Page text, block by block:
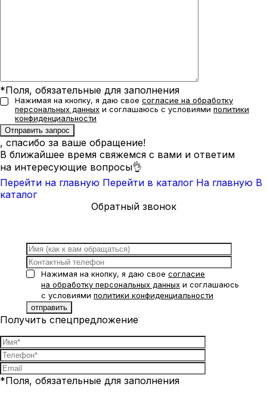
*Поля, обязательные для заполнения
Нажимая на кнопку, я даю свое согласие на обработку
персональных данных и соглашаюсь с условиями политики
конфиденциальности
, спасибо за ваше обращение!
В ближайшее время свяжемся с вами и ответим
на интересующие вопросы👌
Перейти на главную Перейти в каталог На главную В
каталог
Обратный звонок
Нажимая на кнопку, я даю свое согласие
на обработку персональных данных и соглашаюсь
с условиями политики конфиденциальности
Получить спецпредложение
*Поля, обязательные для заполнения